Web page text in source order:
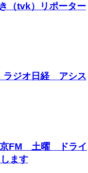
（tvk）リポーター
ジオ日経 アシス
FM 土曜 ドライ
ます